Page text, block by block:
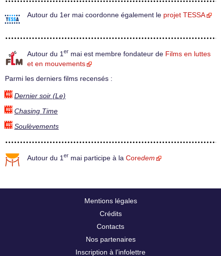
Autour du 1er mai coordonne également le projet TESSA
Autour du 1 er mai est membre fondateur de Films en luttes
et en mouvements
Parmi les derniers films recensés :
Dernier soir (Le)
Chasing Time
Soulèvements
Autour du 1 er mai participe à la Coredem
Mentions légales
Crédits
Contacts
Nos partenaires
Inscription à l’infolettre